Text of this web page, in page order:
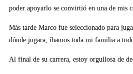
poder apoyarlo se convirtió en una de mis
Más tarde Marco fue seleccionado para
dónde jugara, íbamos toda mi familia a
Al final de su carrera, estoy orgullosa de